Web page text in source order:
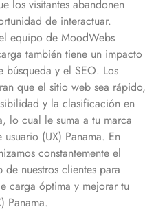
los visitantes abandonen
de interactuar.
equipo de MoodWebs
también tiene un impacto
y el SEO. Los
que el sitio web sea rápido,
y la clasificación en
lo cual le suma a tu marca
(UX) Panama. En
constantemente el
nuestros clientes para
carga óptima y mejorar tu
Panama.